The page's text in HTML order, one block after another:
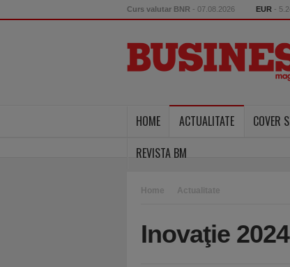
Curs valutar BNR - 07.08.2026 EUR -
HOME ACTUALITATE COVER
REVISTA BM
Home Actualitate
Inovaţie